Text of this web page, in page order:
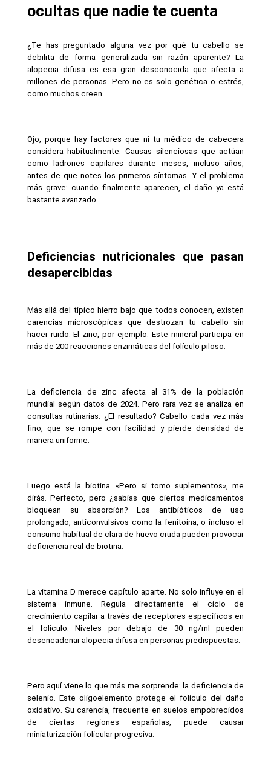
ocultas que nadie te cuenta
¿Te has preguntado alguna vez por qué tu cabello se
debilita de forma generalizada sin razón aparente? La
alopecia difusa es esa gran desconocida que afecta a
millones de personas. Pero no es solo genética o estrés,
como muchos creen.
Ojo, porque hay factores que ni tu médico de cabecera
considera habitualmente. Causas silenciosas que actúan
como ladrones capilares durante meses, incluso años,
antes de que notes los primeros síntomas. Y el problema
más grave: cuando finalmente aparecen, el daño ya está
bastante avanzado.
Deficiencias nutricionales que pasan
desapercibidas
Más allá del típico hierro bajo que todos conocen, existen
carencias microscópicas que destrozan tu cabello sin
hacer ruido. El zinc, por ejemplo. Este mineral participa en
más de 200 reacciones enzimáticas del folículo piloso.
La deficiencia de zinc afecta al 31% de la población
mundial según datos de 2024. Pero rara vez se analiza en
consultas rutinarias. ¿El resultado? Cabello cada vez más
fino, que se rompe con facilidad y pierde densidad de
manera uniforme.
Luego está la biotina. «Pero si tomo suplementos», me
dirás. Perfecto, pero ¿sabías que ciertos medicamentos
bloquean su absorción? Los antibióticos de uso
prolongado, anticonvulsivos como la fenitoína, o incluso el
consumo habitual de clara de huevo cruda pueden provocar
deficiencia real de biotina.
La vitamina D merece capítulo aparte. No solo influye en el
sistema inmune. Regula directamente el ciclo de
crecimiento capilar a través de receptores específicos en
el folículo. Niveles por debajo de 30 ng/ml pueden
desencadenar alopecia difusa en personas predispuestas.
Pero aquí viene lo que más me sorprende: la deficiencia de
selenio. Este oligoelemento protege el folículo del daño
oxidativo. Su carencia, frecuente en suelos empobrecidos
de ciertas regiones españolas, puede causar
miniaturización folicular progresiva.